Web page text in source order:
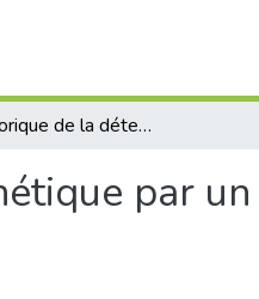
Etude théorique de la détection d une bille magnétique par un capteur à e¤et Hall planaire
par